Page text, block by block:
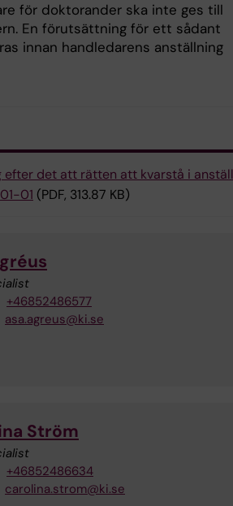
för doktorander ska inte ges till
En förutsättning för ett sådant
innan handledarens anställning
efter det att rätten att kvarstå i
01 (PDF, 313.87 KB)
+46852486577
asa.agreus@ki.se
Ström
+46852486634
carolina.strom@ki.se